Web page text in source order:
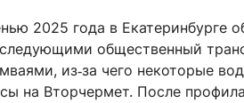
2025 года в Екатеринбурге
общественный
из‑за чего некоторые
на Вторчермет. После